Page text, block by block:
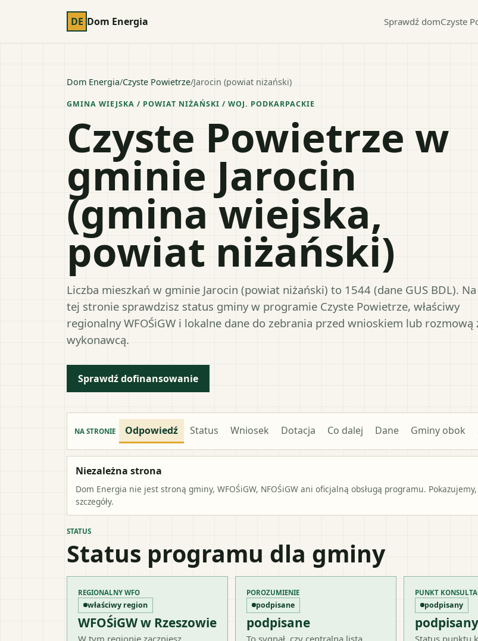
DE Dom Energia Sprawdź domCzyste
Dom Energia/Czyste Powietrze/Jarocin (powiat niżański)
GMINA WIEJSKA / POWIAT NIŻAŃSKI / WOJ. PODKARPACKIE
Czyste Powietrze w
gminie Jarocin
(gmina wiejska,
powiat niżański)
Liczba mieszkań w gminie Jarocin (powiat niżański) to 1544 (dane GUS BDL). Na
tej stronie sprawdzisz status gminy w programie Czyste Powietrze, właściwy
regionalny WFOŚiGW i lokalne dane do zebrania przed wnioskiem lub rozmową
wykonawcą.
Sprawdź dofinansowanie
NA STRONIE Odpowiedź Status Wniosek Dotacja Co dalej Dane Gminy obok
Niezależna strona
Dom Energia nie jest stroną gminy, WFOŚiGW, NFOŚiGW ani oficjalną obsługą programu.
szczegóły.
STATUS
Status programu dla gminy
REGIONALNY WFO
właściwy region
WFOŚiGW w Rzeszowie
W tym regionie zaczniesz
POROZUMIENIE
podpisane
podpisane
To sygnał, czy centralna lista
PUNKT
podpisany
podpisany
Status punktu